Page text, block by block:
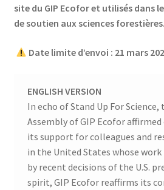
site du GIP Ecofor et utilisés dans
de soutien aux sciences forestières.
Date limite d’envoi : 21 mars
ENGLISH VERSION
In echo of Stand Up For Science,
Assembly of GIP Ecofor affirmed
its support for colleagues and
in the United States whose work
by recent decisions of the U.S.
spirit, GIP Ecofor reaffirms its